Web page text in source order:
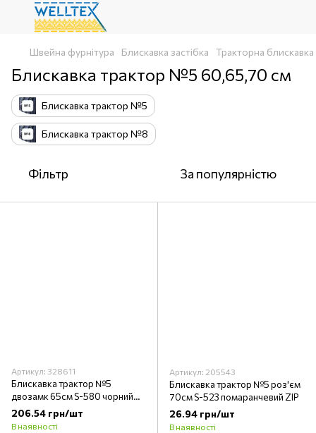
Швейна фурнітура Блискавка застібка Тракторна блискавка
Блискавка трактор №5 60,65,70 см
Блискавка трактор №5
Блискавка трактор №8
Фільтр За популярністю
Артикул: 328611
Блискавка трактор №5
двозамк 65см S-580 чорний
YKK
206.54 грн/шт
В наявності
Артикул: 205543
Блискавка трактор №5 роз'єм
70см S-523 помаранчевий ZIP
26.94 грн/шт
В наявності